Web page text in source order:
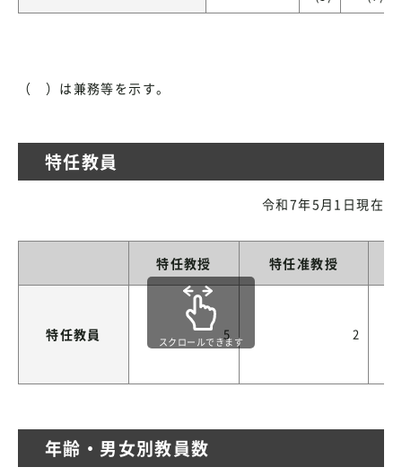
（ ）は兼務等を示す。
特任教員
令和7年5月1日現在
特任教授 特任准教授
特任教員 5 2
スクロールできます
年齢・男女別教員数